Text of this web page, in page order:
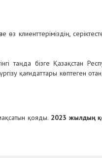
таңда бізге Қазақстан
қағидаттары көптеген
қояды. 2023 жылдың